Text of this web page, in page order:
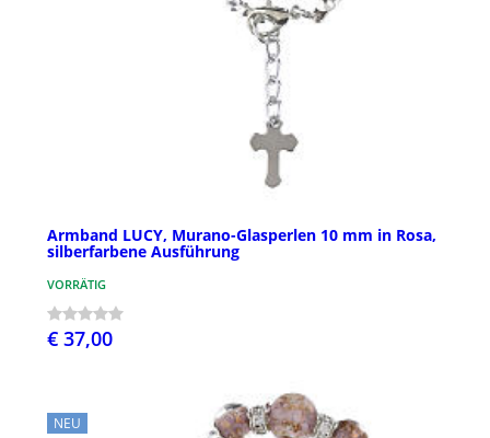
Armband LUCY, Murano-Glasperlen 10 mm in Rosa,
silberfarbene Ausführung
VORRÄTIG
€ 37,00
NEU